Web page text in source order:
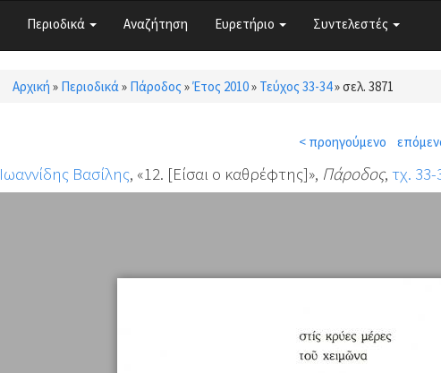
Περιοδικά Αναζήτηση Ευρετήριο Συντελεστές
Είστε εδώ
Αρχική » Περιοδικά» Πάροδος »Έτος 2010» Τεύχος 33-34»σελ. 3871
< προηγούμενο
Ιωαννίδης Βασίλης, «12. [Είσαι ο καθρέφτης]», Πάροδος, τχ. 33-